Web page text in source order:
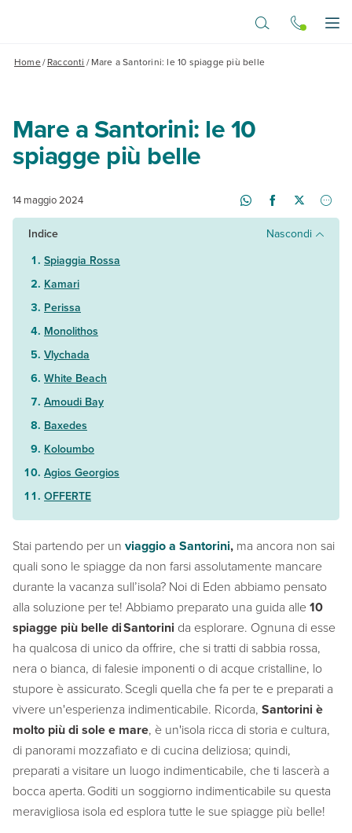
Home/Racconti /Mare a Santorini: le 10 spiagge più belle
Mare a Santorini: le 10
spiagge più belle
14 maggio 2024
Indice
Nascondi
Spiaggia Rossa
Kamari
Perissa
Monolithos
Vlychada
White Beach
Amoudi Bay
Baxedes
Koloumbo
Agios Georgios
OFFERTE
Stai partendo per un viaggio a Santorini, ma ancora non sai
quali sono le spiagge da non farsi assolutamente mancare
durante la vacanza sull’isola? Noi di Eden abbiamo pensato
alla soluzione per te! Abbiamo preparato una guida alle10
spiagge più belle di Santorini da esplorare. Ognuna di esse
ha qualcosa di unico da offrire, che si tratti di sabbia rossa,
nera o bianca, di falesie imponenti o di acque cristalline, lo
stupore è assicurato. Scegli quella che fa per te e preparati a
vivere un'esperienza indimenticabile. Ricorda, Santorini è
molto più di sole e mare, è un'isola ricca di storia e cultura,
di panorami mozzafiato e di cucina deliziosa; quindi,
preparati a visitare un luogo indimenticabile, che ti lascerà a
bocca aperta. Goditi un soggiorno indimenticabile su questa
meravigliosa isola ed esplora tutte le sue spiagge più belle!